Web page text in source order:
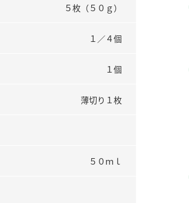
５枚（５０ｇ）
１／４個
１個
薄切り１枚
５０ｍｌ